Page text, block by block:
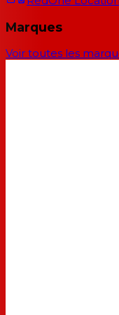
Marques
Voir toutes les